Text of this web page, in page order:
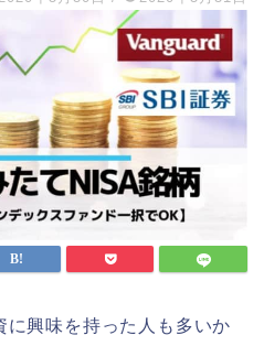
に興味を持った人も多いか